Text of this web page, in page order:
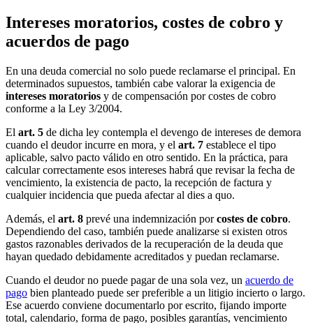
Intereses moratorios, costes de cobro y
acuerdos de pago
En una deuda comercial no solo puede reclamarse el principal. En
determinados supuestos, también cabe valorar la exigencia de
intereses moratorios y de compensación por costes de cobro
conforme a la Ley 3/2004.
El art. 5 de dicha ley contempla el devengo de intereses de demora
cuando el deudor incurre en mora, y el art. 7 establece el tipo
aplicable, salvo pacto válido en otro sentido. En la práctica, para
calcular correctamente esos intereses habrá que revisar la fecha de
vencimiento, la existencia de pacto, la recepción de factura y
cualquier incidencia que pueda afectar al dies a quo.
Además, el art. 8 prevé una indemnización porcostes de cobro.
Dependiendo del caso, también puede analizarse si existen otros
gastos razonables derivados de la recuperación de la deuda que
hayan quedado debidamente acreditados y puedan reclamarse.
Cuando el deudor no puede pagar de una sola vez, un acuerdo de
pago bien planteado puede ser preferible a un litigio incierto o largo.
Ese acuerdo conviene documentarlo por escrito, fijando importe
total, calendario, forma de pago, posibles garantías, vencimiento